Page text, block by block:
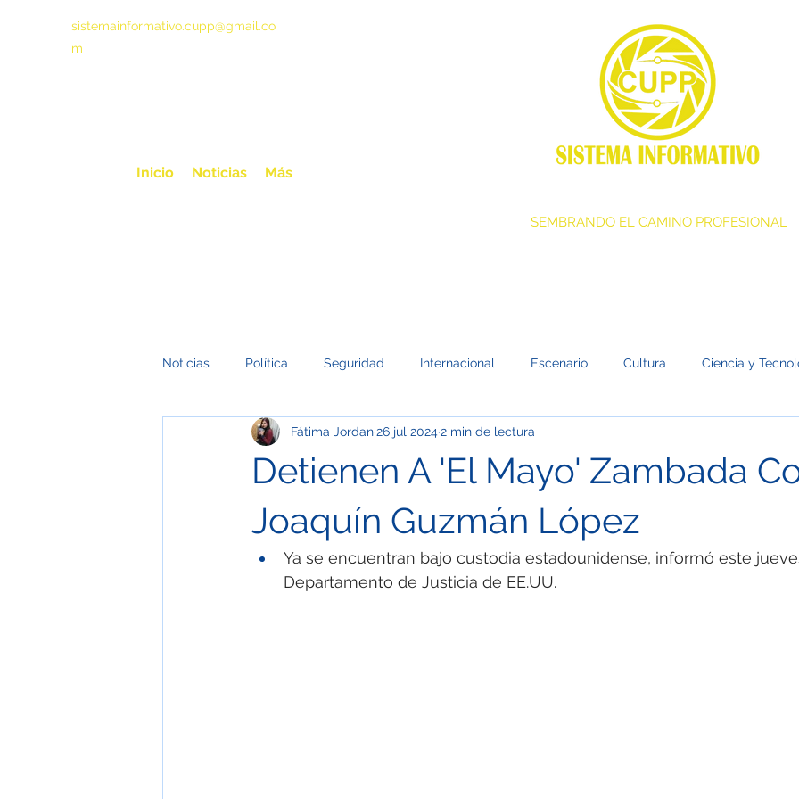
sistemainformativo.cupp@gmail.co
m
Inicio Noticias Más
SEMBRANDO EL CAMINO PROFESIONAL
Noticias Política Seguridad Internacional Escenario Cultura Ciencia y
Media Geek Especial Opinión Info Cupp
Educación y Comunicación Festivales y desfiles
ESPECIAL / MUSEOS Especial / Museos
Detienen A 'El Mayo' Zambada
Joaquín Guzmán López
Fátima Jordan26 jul 20242 min de lectura
Ya se encuentran bajo custodia estadounidense, informó este
Departamento de Justicia de EE.UU.